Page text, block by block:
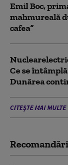
Emil Boc,
mahmureală
cafea”
Ce se
Dunărea
CITEȘTE MAI MULTE